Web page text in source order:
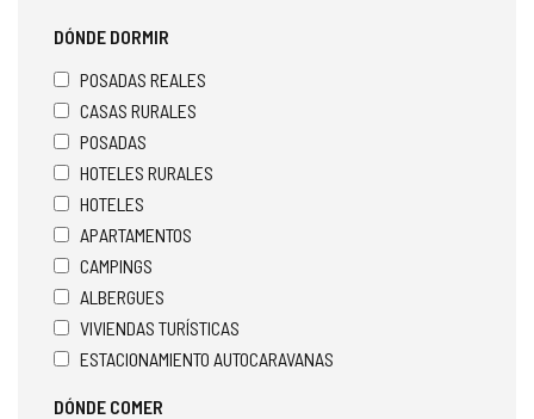
DÓNDE DORMIR
POSADAS REALES
CASAS RURALES
POSADAS
HOTELES RURALES
HOTELES
APARTAMENTOS
CAMPINGS
ALBERGUES
VIVIENDAS TURÍSTICAS
ESTACIONAMIENTO AUTOCARAVANAS
DÓNDE COMER